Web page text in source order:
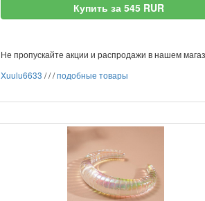
Купить за 545 RUR
Не пропускайте акции и распродажи в нашем
Xuulu6633 ///подобные товары